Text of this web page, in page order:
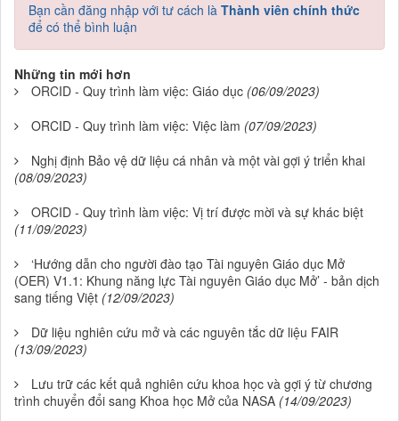
Bạn cần đăng nhập với tư cách là Thành viên chính thức
để có thể bình luận
Những tin mới hơn
ORCID - Quy trình làm việc: Giáo dục (06/09/2023)
ORCID - Quy trình làm việc: Việc làm (07/09/2023)
Nghị định Bảo vệ dữ liệu cá nhân và một vài gợi ý triển khai
(08/09/2023)
ORCID - Quy trình làm việc: Vị trí được mời và sự khác biệt
(11/09/2023)
‘Hướng dẫn cho người đào tạo Tài nguyên Giáo dục Mở
(OER) V1.1: Khung năng lực Tài nguyên Giáo dục Mở’ - bản dịch
sang tiếng Việt (12/09/2023)
Dữ liệu nghiên cứu mở và các nguyên tắc dữ liệu FAIR
(13/09/2023)
Lưu trữ các kết quả nghiên cứu khoa học và gợi ý từ chương
trình chuyển đổi sang Khoa học Mở của NASA (14/09/2023)